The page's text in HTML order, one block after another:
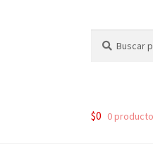
por:
$0 0